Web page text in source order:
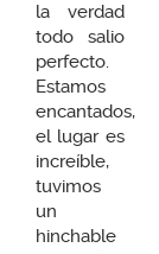
la verdad
todo salio
perfecto.
Estamos
encantados,
el lugar es
increíble,
tuvimos
un
hinchable